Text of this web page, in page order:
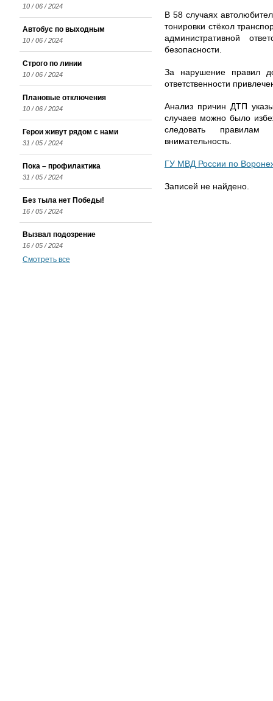
В 58 случаях
тонировки стёкол
административной
безопасности.
За нарушение правил
ответственности
Анализ причин ДТП
случаев можно было
следовать
внимательность.
ГУ МВД России по
Записей не найдено.
10 / 06 / 2024
Автобус по выходным
10 / 06 / 2024
Строго по линии
10 / 06 / 2024
Плановые отключения
10 / 06 / 2024
Герои живут рядом с нами
31 / 05 / 2024
Пока – профилактика
31 / 05 / 2024
Без тыла нет Победы!
16 / 05 / 2024
Вызвал подозрение
16 / 05 / 2024
Смотреть все